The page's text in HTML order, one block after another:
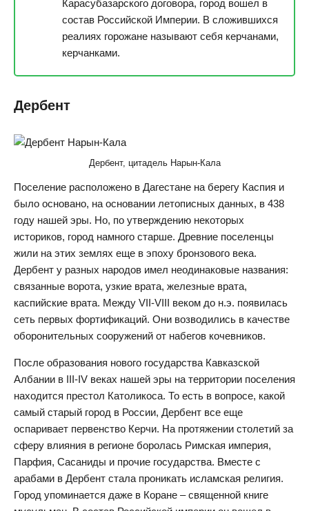
Карасубазарского договора, город вошел в
состав Российской Империи. В сложившихся
реалиях горожане называют себя керчанами,
керчанками.
Дербент
Дербент, цитадель Нарын-Кала
Поселение расположено в Дагестане на берегу Каспия и
было основано, на основании летописных данных, в 438
году нашей эры. Но, по утверждению некоторых
историков, город намного старше. Древние поселенцы
жили на этих землях еще в эпоху бронзового века.
Дербент у разных народов имел неодинаковые названия:
связанные ворота, узкие врата, железные врата,
каспийские врата. Между VII-VIII веком до н.э. появилась
сеть первых фортификаций. Они возводились в качестве
оборонительных сооружений от набегов кочевников.
После образования нового государства Кавказской
Албании в III-IV веках нашей эры на территории поселения
находится престол Католикоса. То есть в вопросе, какой
самый старый город в России, Дербент все еще
оспаривает первенство Керчи. На протяжении столетий за
сферу влияния в регионе боролась Римская империя,
Парфия, Сасаниды и прочие государства. Вместе с
арабами в Дербент стала проникать исламская религия.
Город упоминается даже в Коране – священной книге